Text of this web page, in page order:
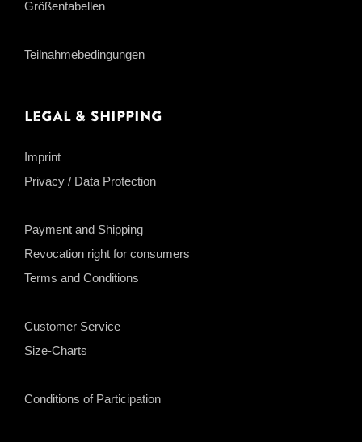
Größentabellen
Teilnahmebedingungen
Legal & Shipping
Imprint
Privacy / Data Protection
Payment and Shipping
Revocation right for consumers
Terms and Conditions
Customer Service
Size-Charts
Conditions of Participation